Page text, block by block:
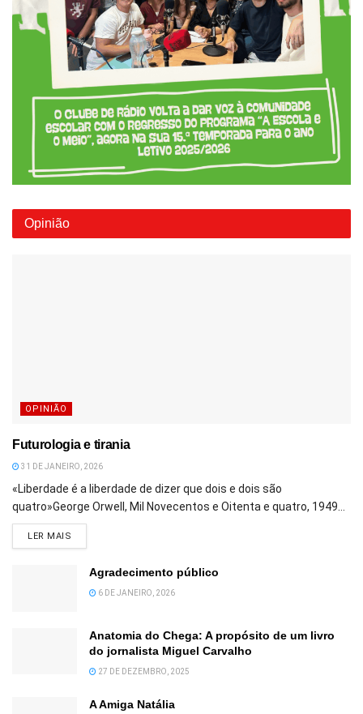
Opinião
OPINIÃO
Futurologia e tirania
31 DE JANEIRO, 2026
«Liberdade é a liberdade de dizer que dois e dois são
quatro»George Orwell, Mil Novecentos e Oitenta e quatro, 1949...
LER MAIS
Agradecimento público
6 DE JANEIRO, 2026
Anatomia do Chega: A propósito de um livro
do jornalista Miguel Carvalho
27 DE DEZEMBRO, 2025
A Amiga Natália